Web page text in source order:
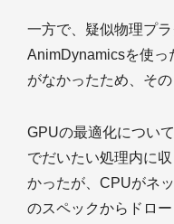
一方で、疑似物理プ
AnimDynamicsを使っ
がなかったため、その
GPUの最適化につい
でだいたい処理内に
かったが、CPUがネ
のスペックからドロ